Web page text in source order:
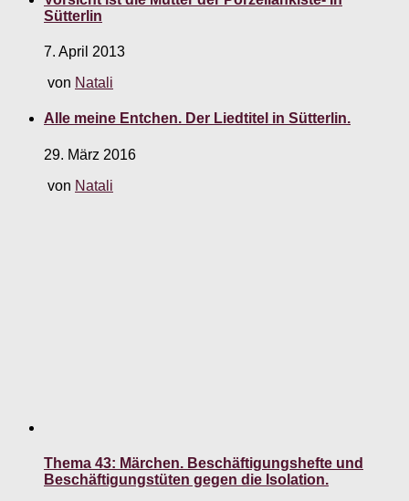
Sütterlin
7. April 2013
von Natali
Alle meine Entchen. Der Liedtitel in Sütterlin.
29. März 2016
von Natali
Thema 43: Märchen. Beschäftigungshefte und
Beschäftigungstüten gegen die Isolation.